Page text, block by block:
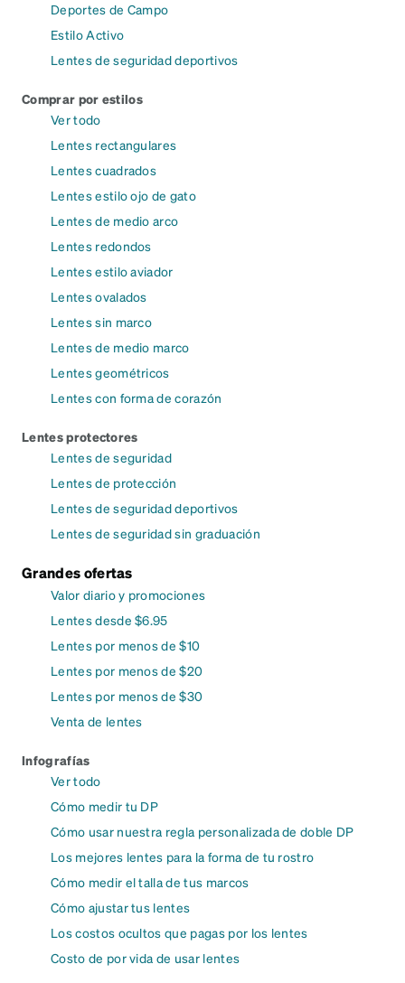
Deportes de Campo
Estilo Activo
Lentes de seguridad deportivos
Comprar por estilos
Ver todo
Lentes rectangulares
Lentes cuadrados
Lentes estilo ojo de gato
Lentes de medio arco
Lentes redondos
Lentes estilo aviador
Lentes ovalados
Lentes sin marco
Lentes de medio marco
Lentes geométricos
Lentes con forma de corazón
Lentes protectores
Lentes de seguridad
Lentes de protección
Lentes de seguridad deportivos
Lentes de seguridad sin graduación
Grandes ofertas
Valor diario y promociones
Lentes desde $6.95
Lentes por menos de $10
Lentes por menos de $20
Lentes por menos de $30
Venta de lentes
Infografías
Ver todo
Cómo medir tu DP
Cómo usar nuestra regla personalizada de doble DP
Los mejores lentes para la forma de tu rostro
Cómo medir el talla de tus marcos
Cómo ajustar tus lentes
Los costos ocultos que pagas por los lentes
Costo de por vida de usar lentes